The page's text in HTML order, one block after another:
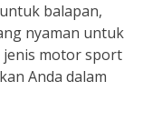
balapan,
nyaman untuk
jenis motor sport
Anda dalam